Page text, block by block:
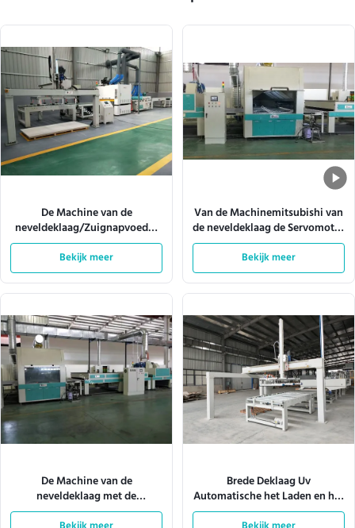
De Machine van de
neveldeklaag/Zuignapvoeder
10m/Min
Bekijk meer
Van de Machinemitsubishi van
de neveldeklaag de Servomotor
W920mm 180m/Min
Bekijk meer
De Machine van de
neveldeklaag met de
Verlichting 380V 28kw van Tec
Brede Deklaag Uv
Automatische het Laden en het
Leegmaken Machine 4KW